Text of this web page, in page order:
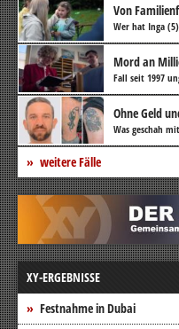
Von
Wer hat Inga
Mord an
Fall seit 1997
Ohne Geld
Was geschah
weitere Fälle
XY-ERGEBNISSE
Festnahme in Dubai